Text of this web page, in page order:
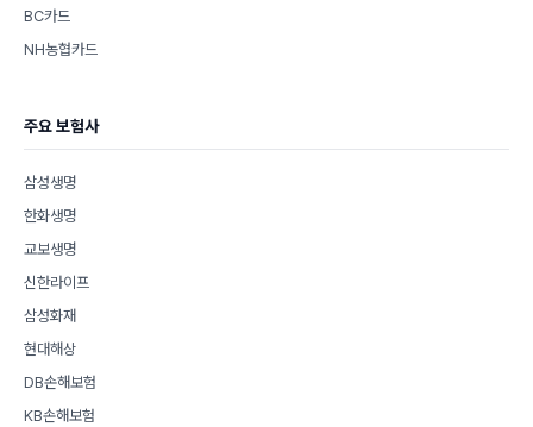
BC카드
NH농협카드
주요 보험사
삼성생명
한화생명
교보생명
신한라이프
삼성화재
현대해상
DB손해보험
KB손해보험